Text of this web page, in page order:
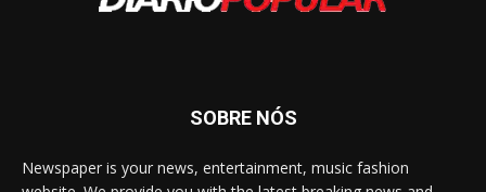
SOBRE NÓS
Newspaper is your news, entertainment, music fashion